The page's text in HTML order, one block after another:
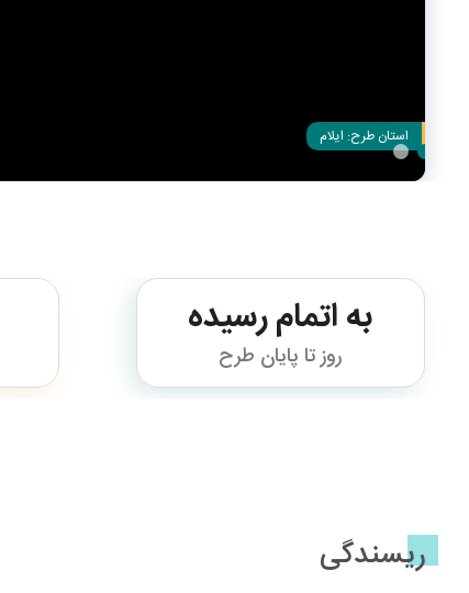
استان طرح: ایلام
به اتمام رسیده
روز تا پایان طرح
ریسندگی